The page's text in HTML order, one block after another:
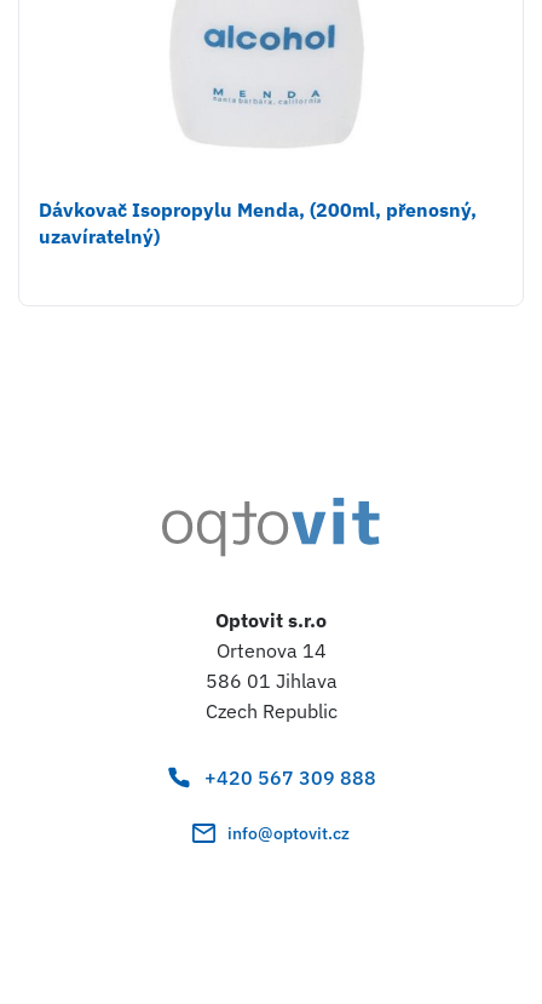
Dávkovač Isopropylu Menda, (200ml, přenosný,
uzavíratelný)
Optovit s.r.o
Ortenova 14
586 01 Jihlava
Czech Republic
+420 567 309 888
info@optovit.cz